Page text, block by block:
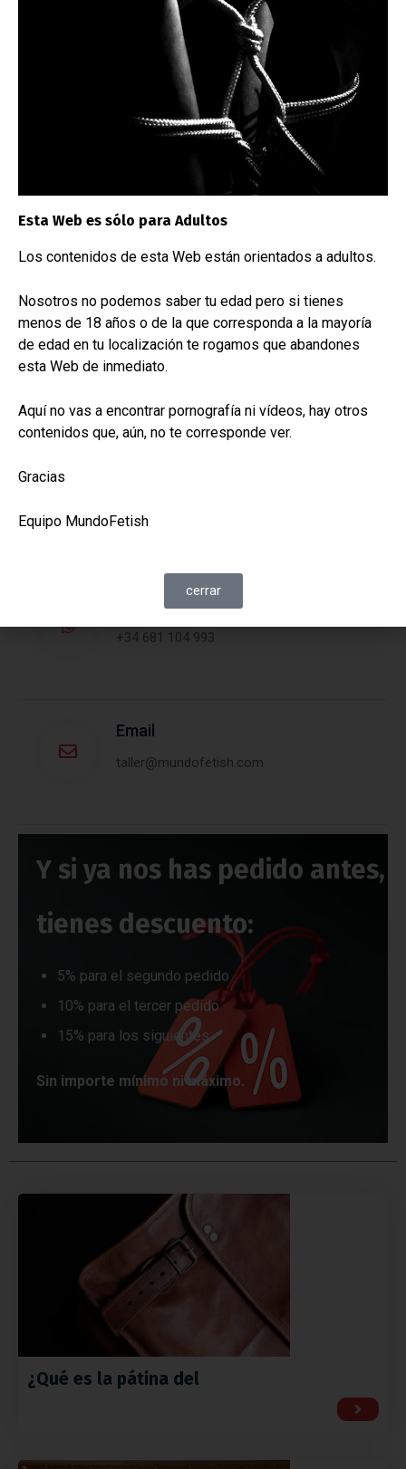
También podemos hablar por:
(+34) 681 104 993
WhatsApp
+34 681 104 993
Email
taller@mundofetish.com
Y si ya nos has pedido antes,
tienes descuento:
5% para el segundo pedido
10% para el tercer pedido
15% para los siguientes
Sin importe mínimo ni máximo.
¿Qué es la pátina del
Esta Web es sólo para Adultos
Los contenidos de esta Web están orientados a adultos.
Nosotros no podemos saber tu edad pero si tienes
menos de 18 años o de la que corresponda a la mayoría
de edad en tu localización te rogamos que abandones
esta Web de inmediato.
Aquí no vas a encontrar pornografía ni vídeos, hay otros
contenidos que, aún, no te corresponde ver.
Gracias
Equipo MundoFetish
cerrar